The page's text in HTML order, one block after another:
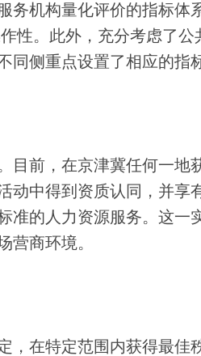
务机构量化评价的指标体
性。此外，充分考虑了公
侧重点设置了相应的指
前，在京津冀任何一地
动中得到资质认同，并享
准的人力资源服务。这一
营商环境。
在特定范围内获得最佳